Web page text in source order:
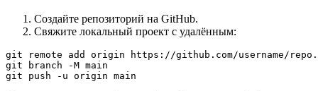
Создайте репозиторий на GitHub.
Свяжите локальный проект с удалённым:
git remote add origin https://github.com/username/
git branch -M main
git push -u origin main